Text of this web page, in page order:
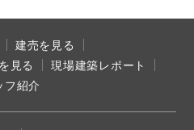
建売を見る
見る
現場建築レポート
フ紹介